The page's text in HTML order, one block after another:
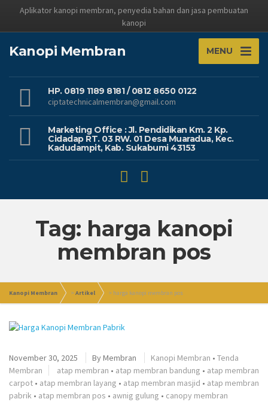
Aplikator kanopi membran, penyedia bahan dan jasa pembuatan
kanopi
Kanopi Membran MENU
HP. 0819 1189 8181 / 0812 8650 0122
ciptatechnicalmembran@gmail.com
Marketing Office : Jl. Pendidikan Km. 2 Kp.
Cidadap RT. 03 RW. 01 Desa Muaradua, Kec.
Kadudampit, Kab. Sukabumi 43153
Tag: harga kanopi
membran pos
Kanopi Membran >Artikel > harga kanopi membran pos
November 30, 2025 ByMembran Kanopi Membran • Tenda
Membran
atap membran • atap membran bandung • atap membran
carpot • atap membran layang • atap membran masjid • atap membran
pabrik • atap membran pos • awnig gulung • canopy membran